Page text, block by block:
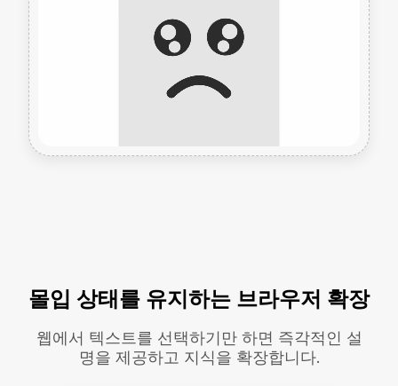
몰입 상태를 유지하는 브라우저 확장
웹에서 텍스트를 선택하기만 하면 즉각적인 설
명을 제공하고 지식을 확장합니다.